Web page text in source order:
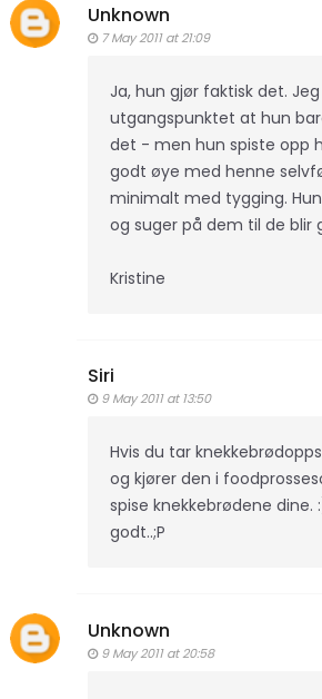
Unknown
7 May 2011 at 21:09
Ja, hun gjør faktisk det.
utgangspunktet at hun
det - men hun spiste opp
godt øye med henne
minimalt med tygging.
og suger på dem til de blir
Kristine
Siri
9 May 2011 at 13:50
Hvis du tar
og kjører den i
spise knekkebrødene dine.
godt..;P
Unknown
9 May 2011 at 20:58